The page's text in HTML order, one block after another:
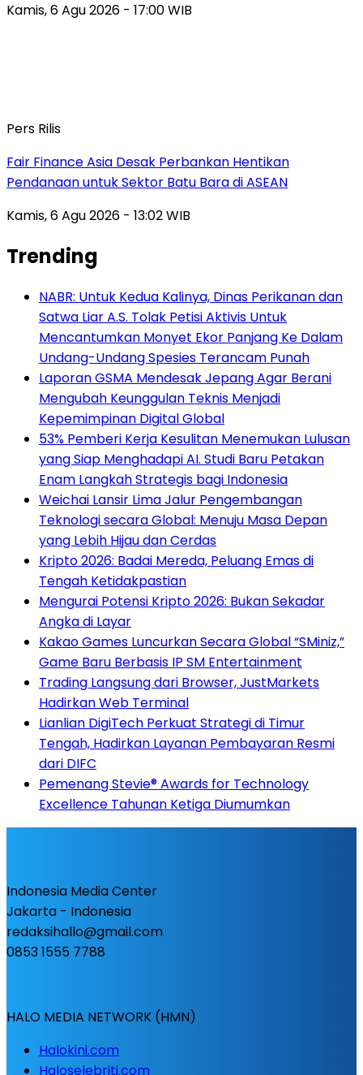
Kamis, 6 Agu 2026 - 17:00 WIB
Pers Rilis
Fair Finance Asia Desak Perbankan Hentikan
Pendanaan untuk Sektor Batu Bara di ASEAN
Kamis, 6 Agu 2026 - 13:02 WIB
Trending
NABR: Untuk Kedua Kalinya, Dinas Perikanan dan
Satwa Liar A.S. Tolak Petisi Aktivis Untuk
Mencantumkan Monyet Ekor Panjang Ke Dalam
Undang-Undang Spesies Terancam Punah
Laporan GSMA Mendesak Jepang Agar Berani
Mengubah Keunggulan Teknis Menjadi
Kepemimpinan Digital Global
53% Pemberi Kerja Kesulitan Menemukan Lulusan
yang Siap Menghadapi AI. Studi Baru Petakan
Enam Langkah Strategis bagi Indonesia
Weichai Lansir Lima Jalur Pengembangan
Teknologi secara Global: Menuju Masa Depan
yang Lebih Hijau dan Cerdas
Kripto 2026: Badai Mereda, Peluang Emas di
Tengah Ketidakpastian
Mengurai Potensi Kripto 2026: Bukan Sekadar
Angka di Layar
Kakao Games Luncurkan Secara Global “SMiniz,”
Game Baru Berbasis IP SM Entertainment
Trading Langsung dari Browser, JustMarkets
Hadirkan Web Terminal
Lianlian DigiTech Perkuat Strategi di Timur
Tengah, Hadirkan Layanan Pembayaran Resmi
dari DIFC
Pemenang Stevie® Awards for Technology
Excellence Tahunan Ketiga Diumumkan
Indonesia Media Center
Jakarta - Indonesia
redaksihallo@gmail.com
0853 1555 7788
HALO MEDIA NETWORK (HMN)
Halokini.com
Haloselebriti.com